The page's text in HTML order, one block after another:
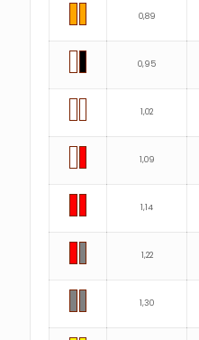
0,89
0,95
1,02
1,09
1,14
1,22
1,30